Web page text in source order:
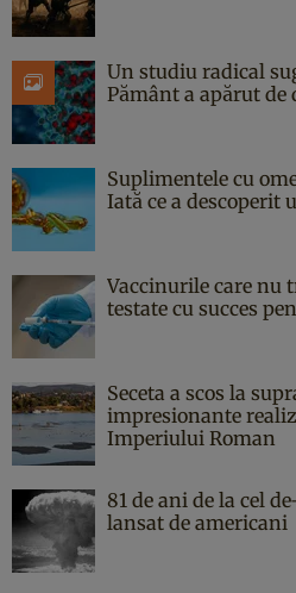
Un studiu radical
Pământ a apărut de
Suplimentele cu
Iată ce a descoperit
Vaccinurile care nu
testate cu succes
Seceta a scos la
impresionante
Imperiului Roman
81 de ani de la cel
lansat de americani